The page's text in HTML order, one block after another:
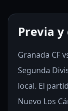
Previa
Granada CF
Segunda
local. El
Nuevo Los